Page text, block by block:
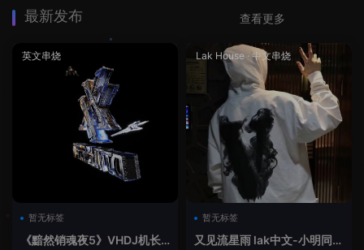
最新发布
英文串烧
暂无标签
《黯然销魂夜5》VHDJ机长
Lak House · 中文串烧
暂无标签
又见流星雨 lak中文-小明同学
查看更多